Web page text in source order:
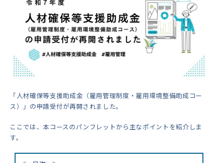
「人材確保等支援助成金（雇用管理制度・雇用環境整備助成コー
ス）」の申請受付が再開されました。
ここでは、本コースのパンフレットから主なポイントを紹介しま
す。